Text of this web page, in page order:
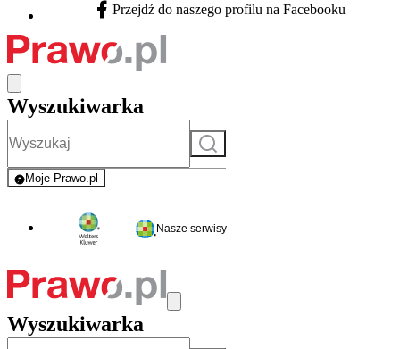
Facebook - otwiera się w nowej karcie
Przejdź do naszego profilu na Facebooku
Wyszukiwarka
Szukaj
Moje Prawo.pl
- rejestracja i logowanie do serwisu
Nasze serwisy
Wyszukiwarka